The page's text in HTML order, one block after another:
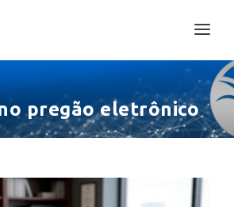
pregão eletrônico